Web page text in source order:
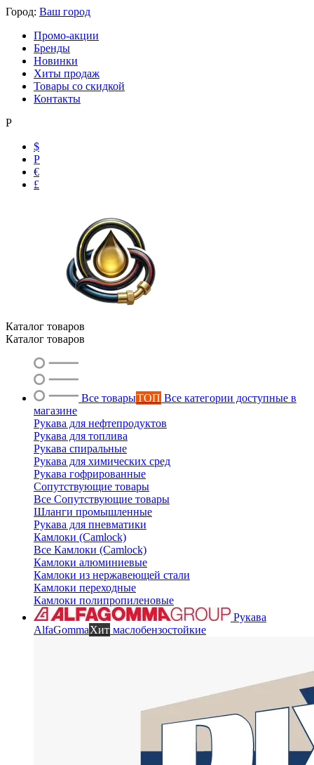
Город: Ваш город
Промо-акции
Бренды
Новинки
Хиты продаж
Товары со скидкой
Контакты
Р
$
Р
€
£
Каталог товаров
Каталог товаров
Все товарыТОП Все категории доступные в
магазине
Рукава для нефтепродуктов
Рукава для топлива
Рукава спиральные
Рукава для химических сред
Рукава гофрированные
Сопутствующие товары
Все Сопутствующие товары
Шланги промышленные
Рукава для пневматики
Камлоки (Camlock)
Все Камлоки (Camlock)
Камлоки алюминиевые
Камлоки из нержавеющей стали
Камлоки переходные
Камлоки полипропиленовые
Рукава
AlfaGommaХит маслобензостойкие
Ольга
Маслобензостойкие рукава